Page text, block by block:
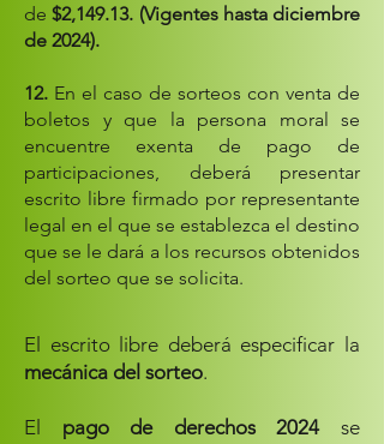
de$2,149.13. (Vigentes hasta diciembre
de 2024).
12. En el caso de sorteos con venta de
boletos y que la persona moral se
encuentre exenta de pago de
participaciones, deberá presentar
escrito libre firmado por representante
legal en el que se establezca el destino
que se le dará a los recursos obtenidos
del sorteo que se solicita.
El escrito libre deberá especificar la
mecánica del sorteo.
El pago de derechos 2024se